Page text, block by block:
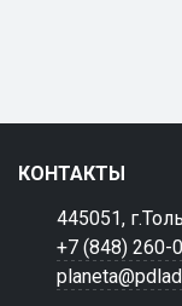
КОНТАКТЫ
445051,
+7 (848) 260-